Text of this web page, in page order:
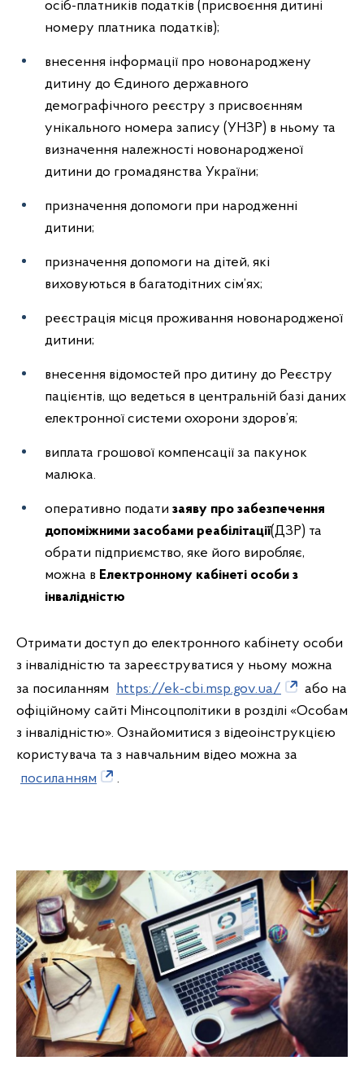
осіб-платників податків (присвоєння дитині
номеру платника податків);
внесення інформації про новонароджену
дитину до Єдиного державного
демографічного реєстру з присвоєнням
унікального номера запису (УНЗР) в ньому та
визначення належності новонародженої
дитини до громадянства України;
призначення допомоги при народженні
дитини;
призначення допомоги на дітей, які
виховуються в багатодітних сім’ях;
реєстрація місця проживання новонародженої
дитини;
внесення відомостей про дитину до Реєстру
пацієнтів, що ведеться в центральній базі даних
електронної системи охорони здоров’я;
виплата грошової компенсації за пакунок
малюка.
оперативно подати заяву про забезпечення
допоміжними засобами реабілітації(ДЗР) та
обрати підприємство, яке його виробляє,
можна в Електронному кабінеті особи з
інвалідністю
Отримати доступ до електронного кабінету особи
з інвалідністю та зареєструватися у ньому можна
за посиланням https://ek-cbi.msp.gov.ua/
або на
офіційному сайті Мінсоцполітики в розділі «Особам
з інвалідністю». Ознайомитися з відеоінструкцією
користувача та з навчальним відео можна за
посиланням
.